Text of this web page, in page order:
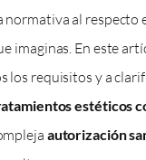
normativa al respecto
imaginas. En este
los requisitos y a
estéticos
autorización